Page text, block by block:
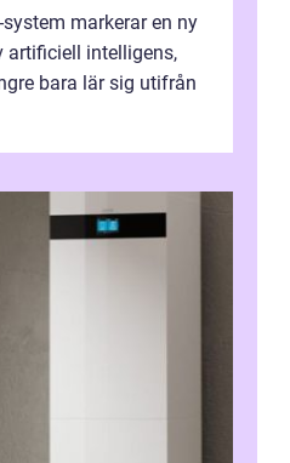
markerar en ny
artificiell intelligens,
bara lär sig utifrån